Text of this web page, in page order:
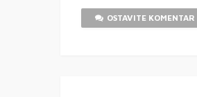
OSTAVITE KOMENTAR